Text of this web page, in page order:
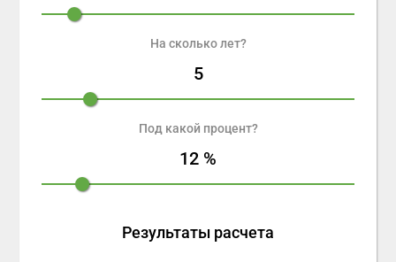
На сколько лет?
5
Под какой процент?
12 %
Результаты расчета